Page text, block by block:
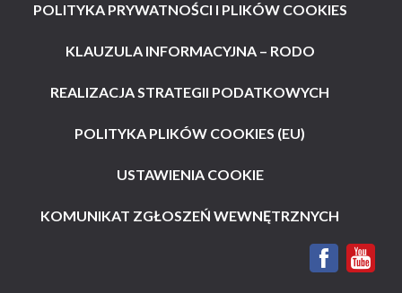
POLITYKA PRYWATNOŚCI I PLIKÓW COOKIES
KLAUZULA INFORMACYJNA – RODO
REALIZACJA STRATEGII PODATKOWYCH
POLITYKA PLIKÓW COOKIES (EU)
USTAWIENIA COOKIE
KOMUNIKAT ZGŁOSZEŃ WEWNĘTRZNYCH